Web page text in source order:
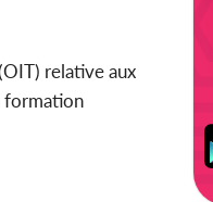
relative aux
formation